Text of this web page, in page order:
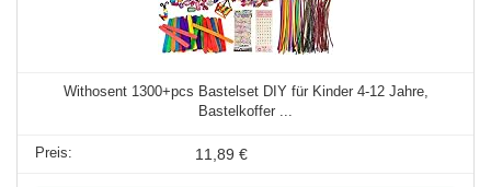
Withosent 1300+pcs Bastelset DIY für Kinder 4-12 Jahre,
Bastelkoffer ...
11,89 €